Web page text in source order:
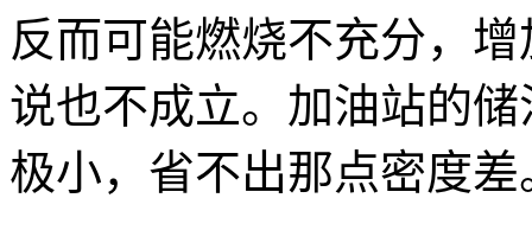
反而可能燃烧不充分，
说也不成立。加油站的
极小，省不出那点密度差